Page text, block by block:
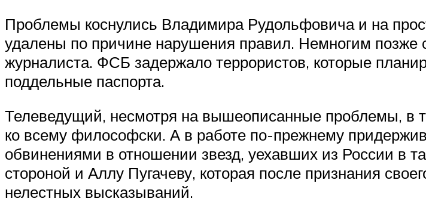
Проблемы коснулись Владимира Рудольфовича и на
удалены по причине нарушения правил. Немногим позже
журналиста. ФСБ задержало террористов, которые
поддельные паспорта.
Телеведущий, несмотря на вышеописанные проблемы, в
ко всему философски. А в работе по-прежнему
обвинениями в отношении звезд, уехавших из России в
стороной и Аллу Пугачеву, которая после признания
нелестных высказываний.